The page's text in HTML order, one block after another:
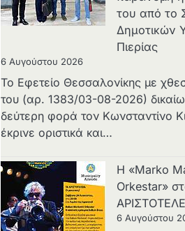
του από το
Δημοτικών
Πιερίας
6 Αυγούστου 2026
Το Εφετείο Θεσσαλονίκης με
του (αρ. 1383/03-08-2026)
δεύτερη φορά τον Κωνσταντίνο
έκρινε οριστικά και…
Η «Marko
Orkestar»
6 Αυγούστου